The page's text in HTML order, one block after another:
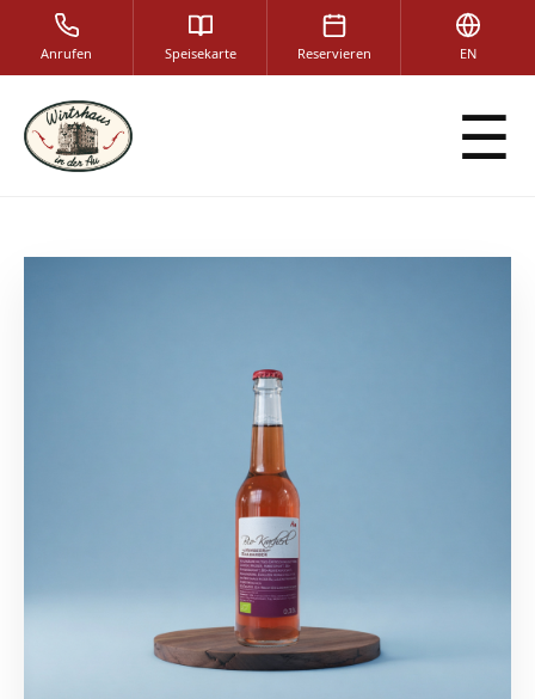
Anrufen Speisekarte Reservieren EN
☰